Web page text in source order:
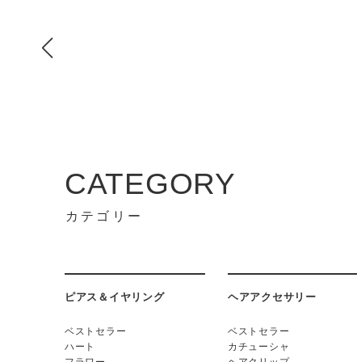
CATEGORY
カテゴリー
ピアス＆イヤリング
ベストセラー
ハート
ヘアアクセサリー
ベストセラー
カチューシャ